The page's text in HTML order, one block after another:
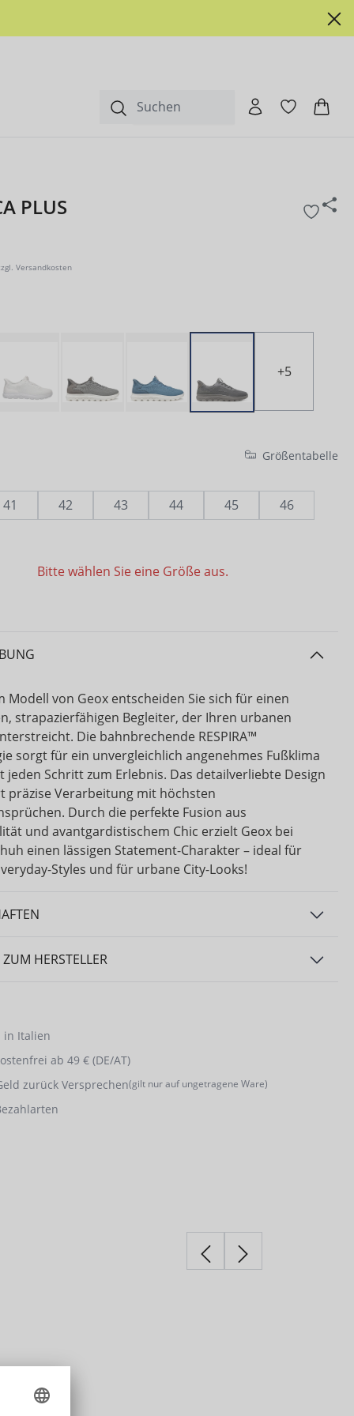
PLUS
Versandkosten
+5
Größentabelle
41 42 43 44 45
46
Bitte wählen Sie eine Größe aus.
Modell von Geox entscheiden Sie sich für einen
strapazierfähigen Begleiter, der Ihren urbanen
Die bahnbrechende RESPIRA™
sorgt für ein unvergleichlich angenehmes Fußklima
jeden Schritt zum Erlebnis. Das detailverliebte Design
präzise Verarbeitung mit höchsten
Durch die perfekte Fusion aus
und avantgardistischem Chic erzielt Geox bei
einen lässigen Statement-Charakter – ideal für
Styles und für urbane City-Looks!
HERSTELLER
in Italien
ab 49 € (DE/AT)
zurück Versprechen(gilt nur auf ungetragene Ware)